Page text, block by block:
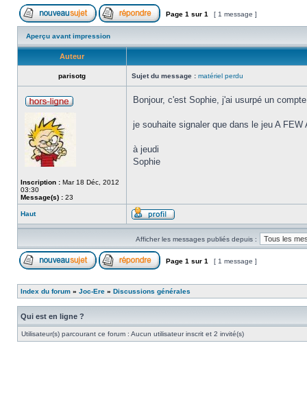
Page 1 sur 1 [ 1 message ]
Aperçu avant impression
Auteur
parisotg Sujet du message : matériel perdu
Inscription : Mar 18 Déc, 2012
03:30
Message(s) : 23
Bonjour, c'est Sophie, j'ai usurpé un
je souhaite signaler que dans le jeu A
à jeudi
Sophie
Haut
Afficher les messages publiés depuis :
Page 1 sur 1 [ 1 message ]
Index du forum » Joc-Ere » Discussions générales
Qui est en ligne ?
Utilisateur(s) parcourant ce forum : Aucun utilisateur inscrit et 2 invité(s)